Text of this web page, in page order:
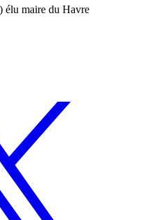
élu maire du Havre